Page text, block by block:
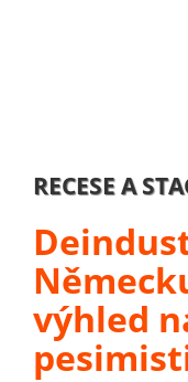
RECESE A
výhled